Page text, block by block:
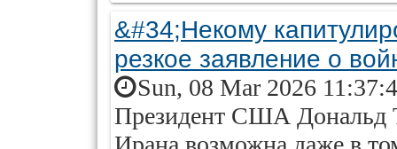
&#34;Некому
резкое заявление о
Sun, 08 Mar 2026
Президент США Дональд